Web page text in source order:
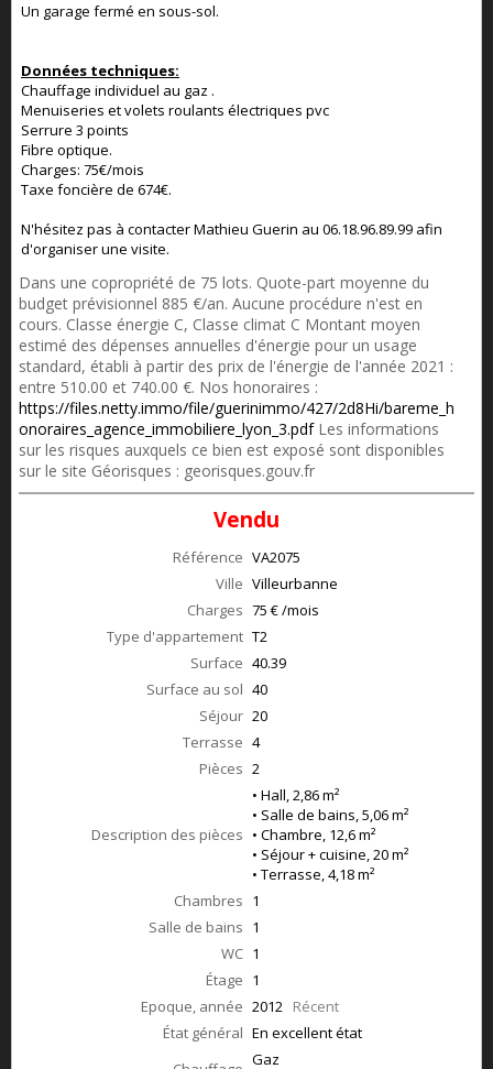
Un garage fermé en sous-sol.
Données techniques:
Chauffage individuel au gaz .
Menuiseries et volets roulants électriques pvc
Serrure 3 points
Fibre optique.
Charges: 75€/mois
Taxe foncière de 674€.
N'hésitez pas à contacter Mathieu Guerin au 06.18.96.89.99 afin
d'organiser une visite.
Dans une copropriété de 75 lots. Quote-part moyenne du
budget prévisionnel 885 €/an. Aucune procédure n'est en
cours. Classe énergie C, Classe climat C Montant moyen
estimé des dépenses annuelles d'énergie pour un usage
standard, établi à partir des prix de l'énergie de l'année 2021 :
entre 510.00 et 740.00 €. Nos honoraires :
https://files.netty.immo/file/guerinimmo/427/2d8Hi/bareme_h
onoraires_agence_immobiliere_lyon_3.pdfLes informations
sur les risques auxquels ce bien est exposé sont disponibles
sur le site Géorisques : georisques.gouv.fr
Vendu
Référence VA2075
Ville Villeurbanne
Charges 75 € /mois
Type d'appartement T2
Surface 40.39
Surface au sol 40
Séjour 20
Terrasse 4
Pièces 2
Description des pièces
• Hall, 2,86 m²
• Salle de bains, 5,06 m²
• Chambre, 12,6 m²
• Séjour + cuisine, 20 m²
• Terrasse, 4,18 m²
Chambres 1
Salle de bains 1
WC 1
Étage 1
Epoque, année 2012 Récent
État général En excellent état
Gaz